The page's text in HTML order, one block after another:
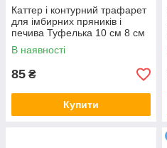
Каттер і контурний трафарет
для імбирних пряників і
печива Туфелька 10 см 8 см
В наявності
85 ₴
Купити